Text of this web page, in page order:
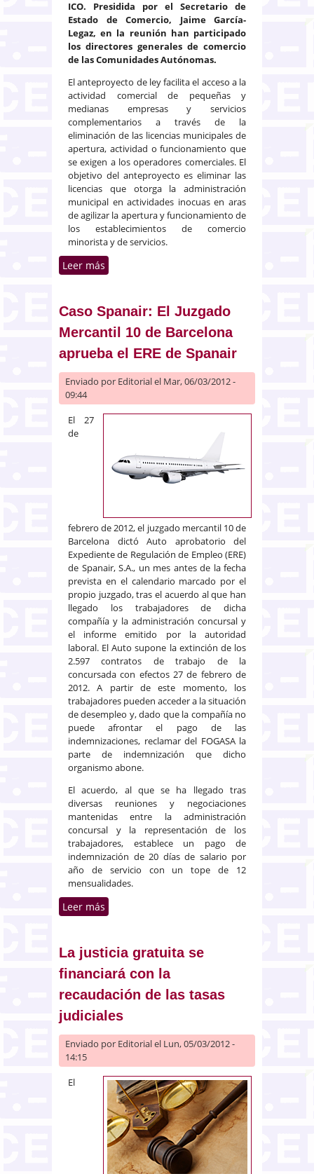
ICO. Presidida por el Secretario de
Estado de Comercio, Jaime García-
Legaz, en la reunión han participado
los directores generales de comercio
de las Comunidades Autónomas.
El anteproyecto de ley facilita el acceso a la
actividad comercial de pequeñas y
medianas empresas y servicios
complementarios a través de la
eliminación de las licencias municipales de
apertura, actividad o funcionamiento que
se exigen a los operadores comerciales. El
objetivo del anteproyecto es eliminar las
licencias que otorga la administración
municipal en actividades inocuas en aras
de agilizar la apertura y funcionamiento de
los establecimientos de comercio
minorista y de servicios.
Leer más
pequeño comercio
Caso Spanair: El Juzgado
Mercantil 10 de Barcelona
aprueba el ERE de Spanair
Enviado por Editorialel Mar, 06/03/2012 -
09:44
El 27
de
febrero de 2012, el juzgado mercantil 10 de
Barcelona dictó Auto aprobatorio del
Expediente de Regulación de Empleo (ERE)
de Spanair, S.A., un mes antes de la fecha
prevista en el calendario marcado por el
propio juzgado, tras el acuerdo al que han
llegado los trabajadores de dicha
compañía y la administración concursal y
el informe emitido por la autoridad
laboral. El Auto supone la extinción de los
2.597 contratos de trabajo de la
concursada con efectos 27 de febrero de
2012. A partir de este momento, los
trabajadores pueden acceder a la situación
de desempleo y, dado que la compañía no
puede afrontar el pago de las
indemnizaciones, reclamar del FOGASA la
parte de indemnización que dicho
organismo abone.
El acuerdo, al que se ha llegado tras
diversas reuniones y negociaciones
mantenidas entre la administración
concursal y la representación de los
trabajadores, establece un pago de
indemnización de 20 días de salario por
año de servicio con un tope de 12
mensualidades.
Leer más
La justicia gratuita se
financiará con la
recaudación de las tasas
judiciales
Enviado por Editorialel Lun, 05/03/2012 -
14:15
El